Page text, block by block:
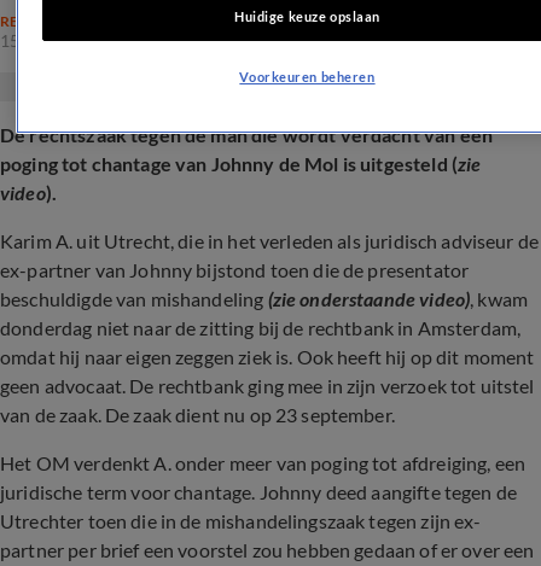
RECHTSZAKEN
15 mei 2025, 08:59
De rechtszaak tegen de man die wordt verdacht van een
poging tot chantage van Johnny de Mol is uitgesteld (zie
video).
Karim A. uit Utrecht, die in het verleden als juridisch adviseur de
ex-partner van Johnny bijstond toen die de presentator
beschuldigde van mishandeling (zie onderstaande video), kwam
donderdag niet naar de zitting bij de rechtbank in Amsterdam,
omdat hij naar eigen zeggen ziek is. Ook heeft hij op dit moment
geen advocaat. De rechtbank ging mee in zijn verzoek tot uitstel
van de zaak. De zaak dient nu op 23 september.
Het OM verdenkt A. onder meer van poging tot afdreiging, een
juridische term voor chantage. Johnny deed aangifte tegen de
Utrechter toen die in de mishandelingszaak tegen zijn ex-
partner per brief een voorstel zou hebben gedaan of er over een
Huidige keuze opslaan
Voorkeuren beheren